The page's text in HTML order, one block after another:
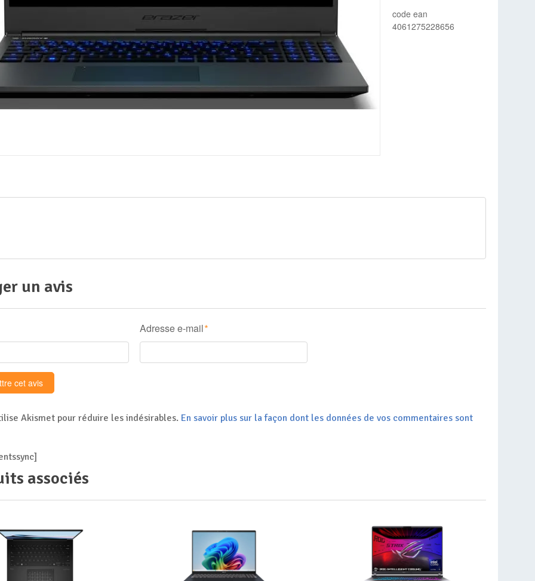
code ean
4061275228656
un avis
Adresse e-mail *
Akismet pour réduire les indésirables. En savoir plus sur la façon dont les données de vos commentaires sont
associés